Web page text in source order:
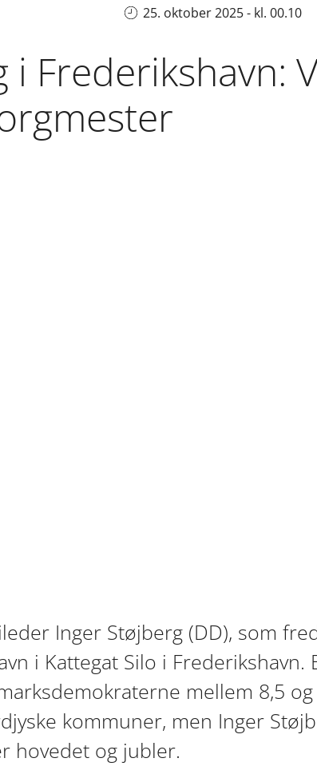
25. oktober 2025 - kl. 00.10
i Frederikshavn:
Inger Støjberg (DD), som
i Kattegat Silo i Frederikshavn.
mellem 8,5
kommuner, men Inger
hovedet og jubler.